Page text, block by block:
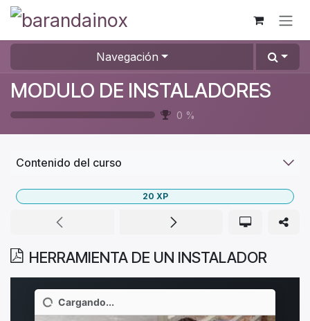
Ir al contenido
Navegación
MODULO DE INSTALADORES
0 %
Contenido del curso
HERRAMIENTA DE UN INSTALADOR
20 XP